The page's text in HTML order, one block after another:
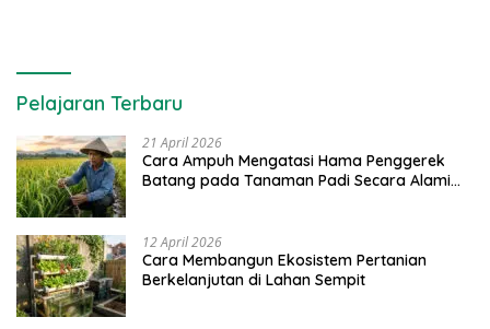
Pelajaran Terbaru
21 April 2026
Cara Ampuh Mengatasi Hama Penggerek
Batang pada Tanaman Padi Secara Alami
12 April 2026
Cara Membangun Ekosistem Pertanian
Berkelanjutan di Lahan Sempit